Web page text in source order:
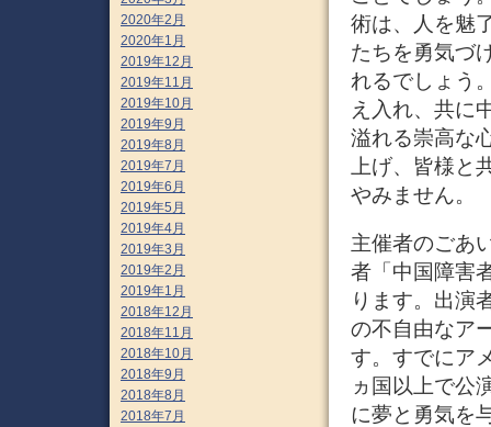
術は、人を魅
たちを勇気づ
れるでしょう
え入れ、共に
溢れる崇高な
上げ、皆様と
やみません。
主催者のごあ
者「中国障害
ります。出演
の不自由なア
す。すでにア
ヵ国以上で公
に夢と勇気を
2020年2月
2020年1月
2019年12月
2019年11月
2019年10月
2019年9月
2019年8月
2019年7月
2019年6月
2019年5月
2019年4月
2019年3月
2019年2月
2019年1月
2018年12月
2018年11月
2018年10月
2018年9月
2018年8月
2018年7月